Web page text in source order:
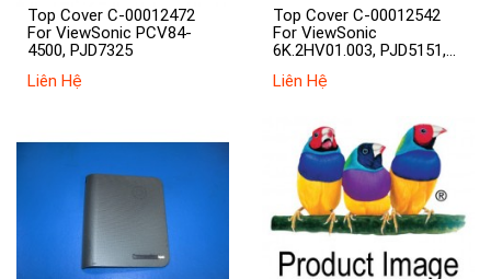
Top Cover C-00012472
For ViewSonic PCV84-
4500, PJD7325
Liên Hệ
Top Cover C-00012542
For ViewSonic
6K.2HV01.003, PJD5151,
Liên Hệ